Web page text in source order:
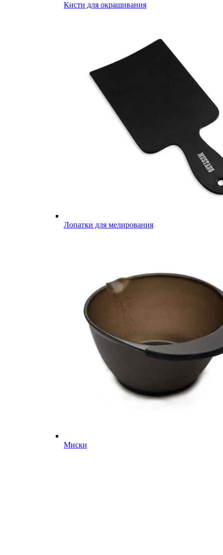
Кисти для окрашивания
Лопатки для мелирования
Миски